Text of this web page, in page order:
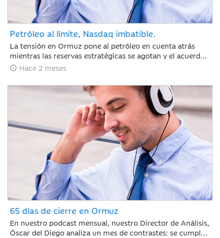
Petróleo al límite, Nasdaq imbatible.
La tensión en Ormuz pone al petróleo en cuenta atrás
mientras las reservas estratégicas se agotan y el acuerdo
con Irán se resiste. Jaime Sáenz de Santamaría, del
por el pulso energético y la resiliencia de unas bolsas
impulsadas por los resultados tecnológicos.
Hace 2 meses
65 días de cierre en Ormuz
En nuestro podcast mensual, nuestro Director de Análisis,
Óscar del Diego analiza un mes de contrastes: se cumplen